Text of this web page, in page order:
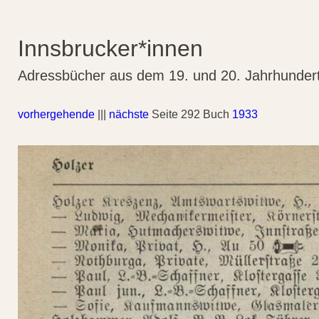
Innsbrucker*innen
Adressbücher aus dem 19. und 20.
vorhergehende nächste Seite 292 Buch 1933